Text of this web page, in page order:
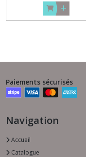
Paiements sécurisés
Navigation
Accueil
Catalogue